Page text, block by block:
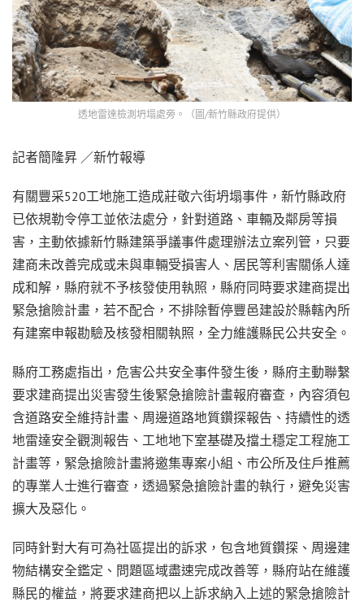
透地雷達檢測坍塌處旁。（圖/新竹縣政府提供）
記者簡隆昇 ／新竹報導
有關豐采520工地施工造成莊敬六街坍塌事件，新竹縣政府
已依規勒令停工並依法處分，針對道路、車輛及鄰房等損
害，主動依據新竹縣建築爭議事件處理辦法立案列管，只要
建商未改善完成或未與車輛受損害人、居民等利害關係人達
成和解，縣府就不予核發使用執照，縣府同時要求建商提出
緊急搶險計畫，若不配合，不排除暫停豐邑建設於縣轄內所
有建案申報勘驗及核發相關執照，全力維護縣民公共安全。
縣府工務處指出，危害公共安全事件發生後，縣府主動聯繫
要求建商提出災害發生後緊急搶險計畫報府審查，內容須包
含道路安全維持計畫、周邊道路地質鑽探報告、持續性的透
地雷達安全觀測報告、工地地下室基礎及擋土穩定工程施工
計畫等，緊急搶險計畫將邀集專案小組、市公所及住戶推薦
的專業人士進行審查，透過緊急搶險計畫的執行，避免災害
擴大及惡化。
同時針對大有可為社區提出的訴求，包含地質鑽探、周邊建
物結構安全鑑定、問題區域盡速完成改善等，縣府站在維護
縣民的權益，將要求建商把以上訴求納入上述的緊急搶險計